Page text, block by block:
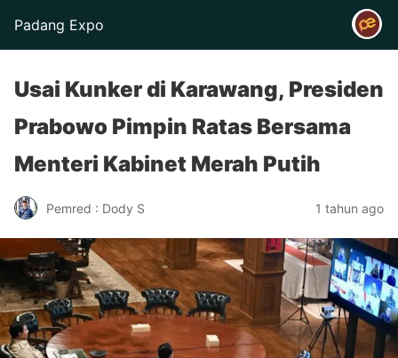
Padang Expo
Usai Kunker di Karawang, Presiden
Prabowo Pimpin Ratas Bersama
Menteri Kabinet Merah Putih
Pemred : Dody S 1 tahun ago